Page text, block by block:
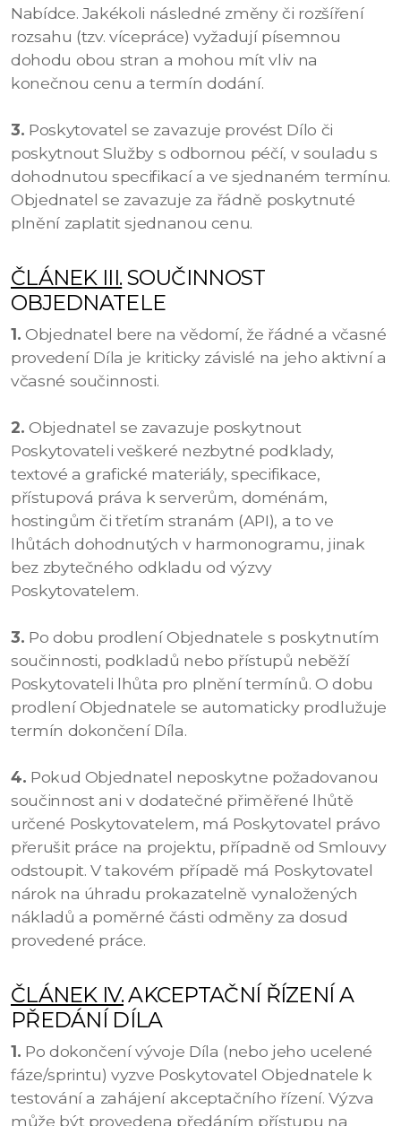
Nabídce. Jakékoli následné změny či rozšíření
rozsahu (tzv. vícepráce) vyžadují písemnou
dohodu obou stran a mohou mít vliv na
konečnou cenu a termín dodání.
3. Poskytovatel se zavazuje provést Dílo či
poskytnout Služby s odbornou péčí, v souladu s
dohodnutou specifikací a ve sjednaném termínu.
Objednatel se zavazuje za řádně poskytnuté
plnění zaplatit sjednanou cenu.
ČLÁNEK III.SOUČINNOST
OBJEDNATELE
1. Objednatel bere na vědomí, že řádné a včasné
provedení Díla je kriticky závislé na jeho aktivní a
včasné součinnosti.
2. Objednatel se zavazuje poskytnout
Poskytovateli veškeré nezbytné podklady,
textové a grafické materiály, specifikace,
přístupová práva k serverům, doménám,
hostingům či třetím stranám (API), a to ve
lhůtách dohodnutých v harmonogramu, jinak
bez zbytečného odkladu od výzvy
Poskytovatelem.
3. Po dobu prodlení Objednatele s poskytnutím
součinnosti, podkladů nebo přístupů neběží
Poskytovateli lhůta pro plnění termínů. O dobu
prodlení Objednatele se automaticky prodlužuje
termín dokončení Díla.
4. Pokud Objednatel neposkytne požadovanou
součinnost ani v dodatečné přiměřené lhůtě
určené Poskytovatelem, má Poskytovatel právo
přerušit práce na projektu, případně od Smlouvy
odstoupit. V takovém případě má Poskytovatel
nárok na úhradu prokazatelně vynaložených
nákladů a poměrné části odměny za dosud
provedené práce.
ČLÁNEK IV.AKCEPTAČNÍ ŘÍZENÍ A
PŘEDÁNÍ DÍLA
1. Po dokončení vývoje Díla (nebo jeho ucelené
fáze/sprintu) vyzve Poskytovatel Objednatele k
testování a zahájení akceptačního řízení. Výzva
může být provedena předáním přístupu na